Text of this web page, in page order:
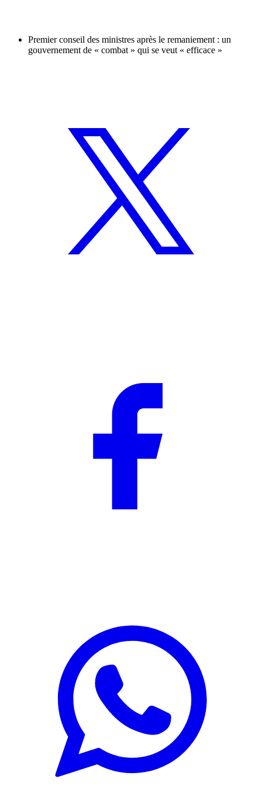
Premier conseil des ministres après le remaniement : un
gouvernement de « combat » qui se veut « efficace »